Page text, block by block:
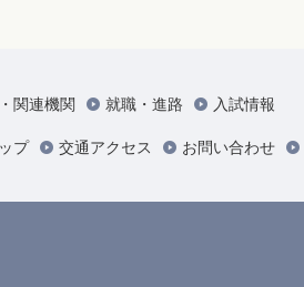
関連機関 就職・進路 入試情報
プ 交通アクセス お問い合わせ